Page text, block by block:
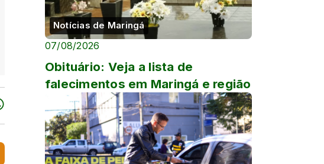
Notícias de Maringá
07/08/2026
Obituário: Veja a lista de
falecimentos em Maringá e região